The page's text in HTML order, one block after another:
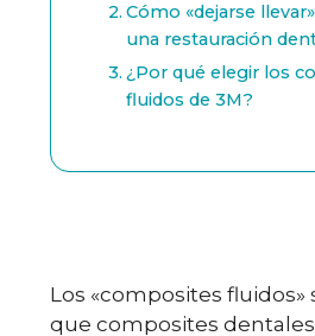
Cómo «dejarse
una restauración
¿Por qué elegir los
fluidos de 3M?
Los «composites fluidos»
que composites dentales